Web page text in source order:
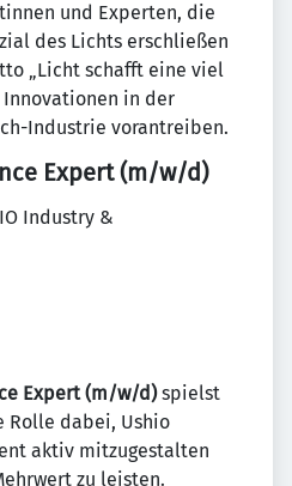
und Experten, die
des Lichts erschließen
„Licht schafft eine viel
Innovationen in der
Industrie vorantreiben.
Expert (m/w/d)
Industry &
Expert (m/w/d)spielst
Rolle dabei, Ushio
aktiv mitzugestalten
zu leisten.